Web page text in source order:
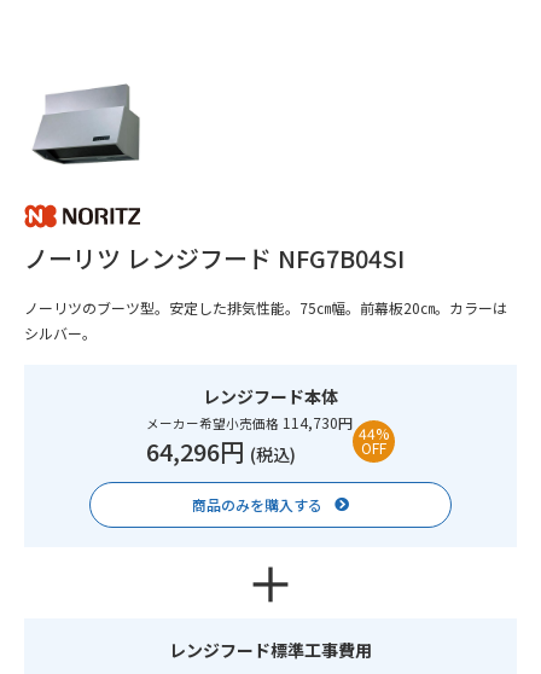
ノーリツ レンジフード NFG7B04SI
ノーリツのブーツ型。安定した排気性能。75㎝幅。前幕板20㎝。カラーは
シルバー。
レンジフード本体
メーカー希望小売価格 114,730円
64,296円 (税込)
44%
OFF
商品のみを購入する
レンジフード標準工事費用